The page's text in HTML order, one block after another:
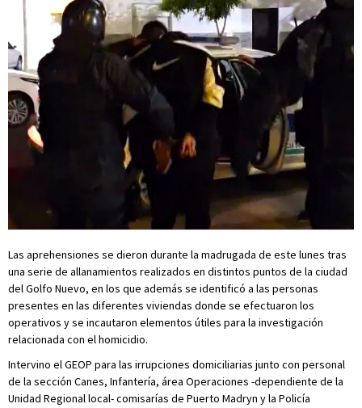
Las aprehensiones se dieron durante la madrugada de este lunes tras
una serie de allanamientos realizados en distintos puntos de la ciudad
del Golfo Nuevo, en los que además se identificó a las personas
presentes en las diferentes viviendas donde se efectuaron los
operativos y se incautaron elementos útiles para la investigación
relacionada con el homicidio.
Intervino el GEOP para las irrupciones domiciliarias junto con personal
de la sección Canes, Infantería, área Operaciones -dependiente de la
Unidad Regional local- comisarías de Puerto Madryn y la Policía